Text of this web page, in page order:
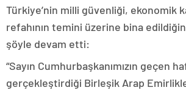
Türkiye’nin milli güvenliği, ekonomik
refahının temini üzerine bina
şöyle devam etti:
“Sayın Cumhurbaşkanımızın geçen
gerçekleştirdiği Birleşik Arap